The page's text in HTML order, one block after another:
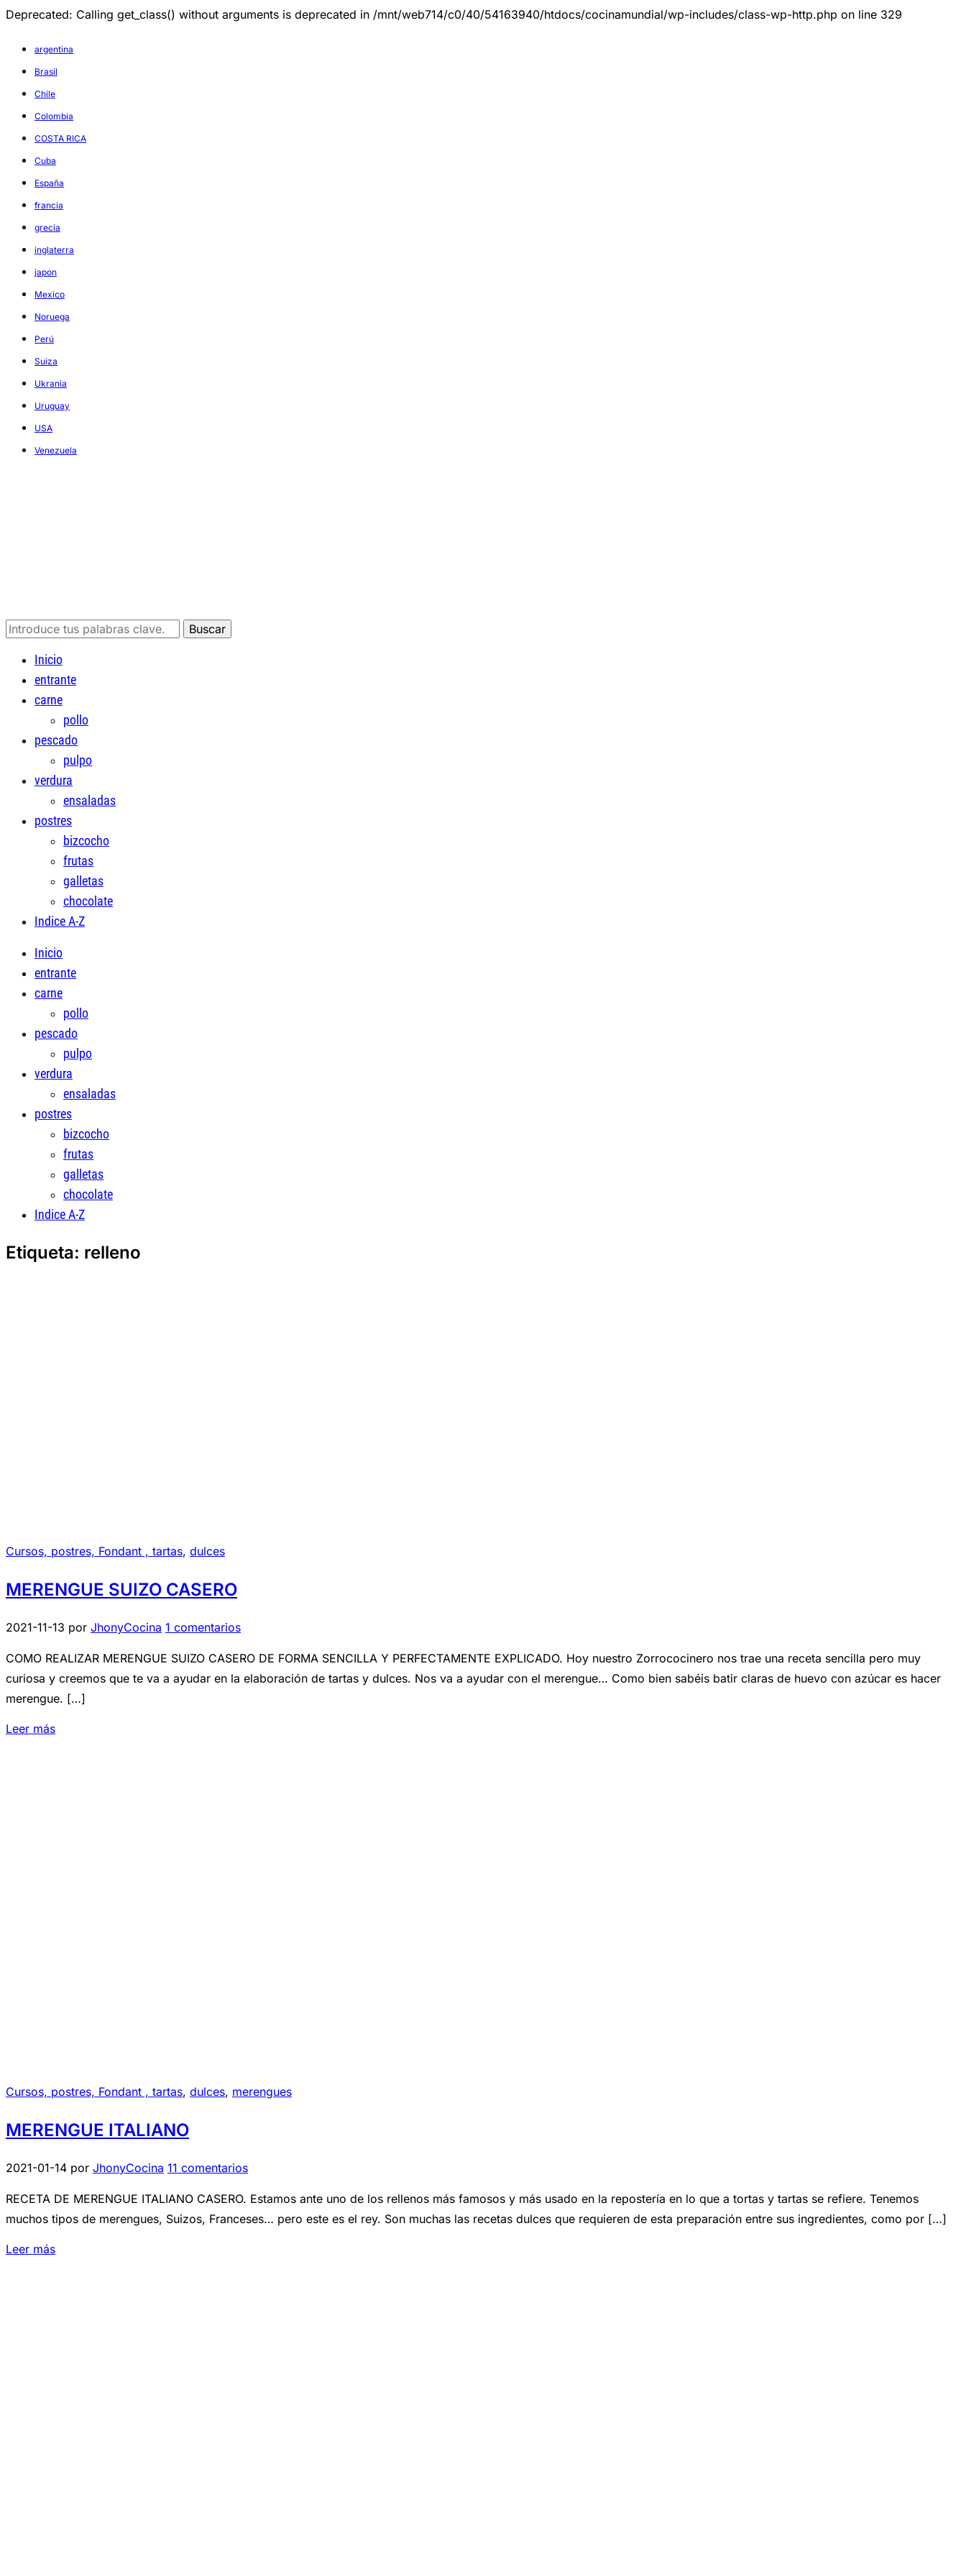
Deprecated: Calling get_class() without arguments is deprecated in /mnt/web714/c0/40/54163940/htdocs/cocinamundial/wp-includes/class-wp-http.php on line 329
argentina
Brasil
Chile
Colombia
COSTA RICA
Cuba
España
francia
grecia
inglaterra
japon
Mexico
Noruega
Perú
Suiza
Ukrania
Uruguay
USA
Venezuela
Inicio
entrante
carne
pollo
pescado
pulpo
verdura
ensaladas
postres
bizcocho
frutas
galletas
chocolate
Indice A-Z
Inicio
entrante
carne
pollo
pescado
pulpo
verdura
ensaladas
postres
bizcocho
frutas
galletas
chocolate
Indice A-Z
Etiqueta: relleno
Cursos, postres, Fondant , tartas, dulces
MERENGUE SUIZO CASERO
2021-11-13 por JhonyCocina 1 comentarios
COMO REALIZAR MERENGUE SUIZO CASERO DE FORMA SENCILLA Y PERFECTAMENTE EXPLICADO. Hoy nuestro Zorrococinero nos trae una receta sencilla pero muy
curiosa y creemos que te va a ayudar en la elaboración de tartas y dulces. Nos va a ayudar con el merengue… Como bien sabéis batir claras de huevo con azúcar es hacer
merengue. […]
Leer más
Cursos, postres, Fondant , tartas, dulces, merengues
MERENGUE ITALIANO
2021-01-14 por JhonyCocina 11 comentarios
RECETA DE MERENGUE ITALIANO CASERO. Estamos ante uno de los rellenos más famosos y más usado en la repostería en lo que a tortas y tartas se refiere. Tenemos
muchos tipos de merengues, Suizos, Franceses… pero este es el rey. Son muchas las recetas dulces que requieren de esta preparación entre sus ingredientes, como por […]
Leer más